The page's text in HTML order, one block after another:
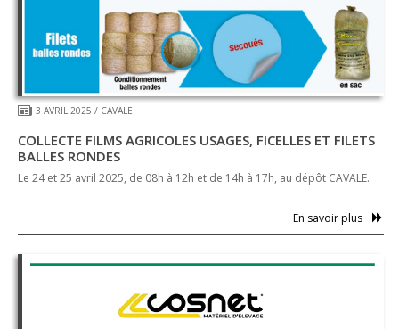
3 AVRIL 2025 / CAVALE
COLLECTE FILMS AGRICOLES USAGES, FICELLES ET FILETS
BALLES RONDES
Le 24 et 25 avril 2025, de 08h à 12h et de 14h à 17h, au dépôt CAVALE.
En savoir plus